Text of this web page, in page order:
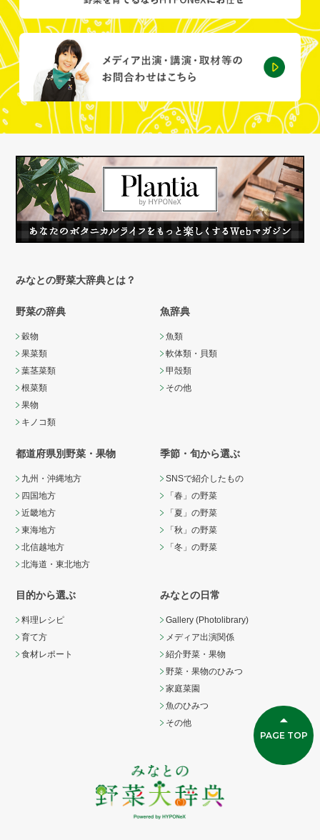
みなとの野菜大辞典とは？
野菜の辞典
穀物
果菜類
葉茎菜類
根菜類
果物
キノコ類
魚辞典
魚類
軟体類・貝類
甲殻類
その他
都道府県別野菜・果物
九州・沖縄地方
四国地方
近畿地方
東海地方
北信越地方
北海道・東北地方
季節・旬から選ぶ
SNSで紹介したもの
「春」の野菜
「夏」の野菜
「秋」の野菜
「冬」の野菜
目的から選ぶ
料理レシピ
育て方
食材レポート
みなとの日常
Gallery (Photolibrary)
メディア出演関係
紹介野菜・果物
野菜・果物のひみつ
家庭菜園
魚のひみつ
その他
PAGE TOP